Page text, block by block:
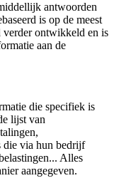
antwoorden
is op de meest
verder ontwikkeld en is
aan de
die specifiek is
lijst van
die via hun bedrijf
Alles
aangegeven.